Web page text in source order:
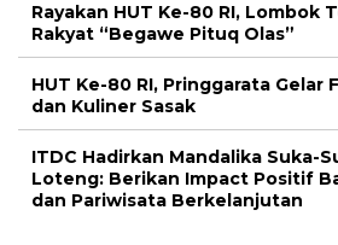
Rayakan HUT Ke-80 RI, Lombok
Rakyat “Begawe Pituq Olas”
HUT Ke-80 RI, Pringgarata Gelar
dan Kuliner Sasak
ITDC Hadirkan Mandalika Suka-
Loteng: Berikan Impact Positif
dan Pariwisata Berkelanjutan